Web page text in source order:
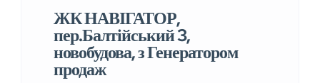
ЖК НАВІГАТОР,
пер.Балтійський 3,
новобудова, з Генератором
продаж